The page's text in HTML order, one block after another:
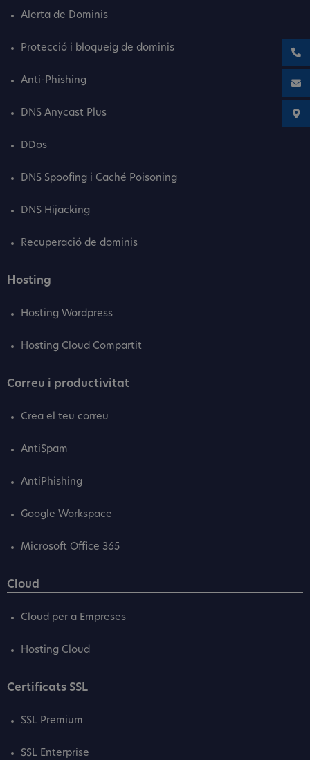
Alerta de Dominis
Protecció i bloqueig de dominis
Anti-Phishing
DNS Anycast Plus
DDos
DNS Spoofing i Caché Poisoning
DNS Hijacking
Recuperació de dominis
Hosting
Hosting Wordpress
Hosting Cloud Compartit
Correu i productivitat
Crea el teu correu
AntiSpam
AntiPhishing
Google Workspace
Microsoft Office 365
Cloud
Cloud per a Empreses
Hosting Cloud
Certificats SSL
SSL Premium
SSL Enterprise